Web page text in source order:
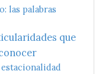
las palabras
que